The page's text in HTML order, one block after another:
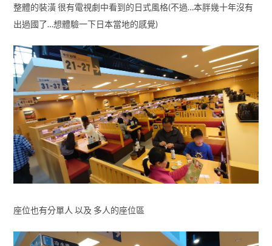
整體的裝潢 很有電視劇中看到的日式風格(不過…本胖幾十年沒有
出過國了…想體驗一下日本當地的感覺)
座位也有分單人 以及 多人的座位區